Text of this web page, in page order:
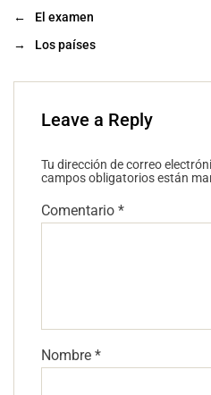
←
El examen
→
Los países
Leave a Reply
Tu dirección de correo
campos obligatorios están
Comentario *
Nombre *